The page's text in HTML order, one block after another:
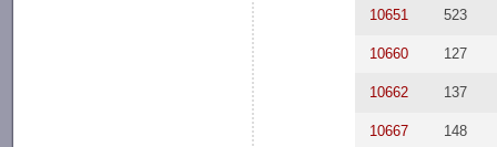
10651 523
10660 127
10662 137
10667 148